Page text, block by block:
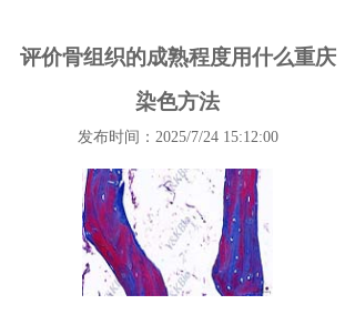
评价骨组织的成熟程度用什么重庆
染色方法
发布时间：2025/7/24 15:12:00